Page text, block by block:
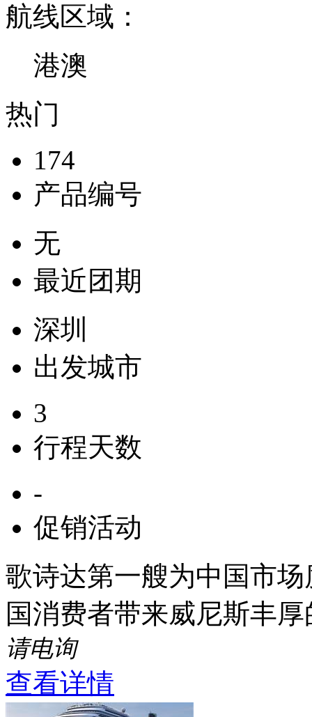
航线区域：
港澳
热门
174
产品编号
无
最近团期
深圳
出发城市
3
行程天数
-
促销活动
歌诗达第一艘为中国市
国消费者带来威尼斯丰
请电询
查看详情